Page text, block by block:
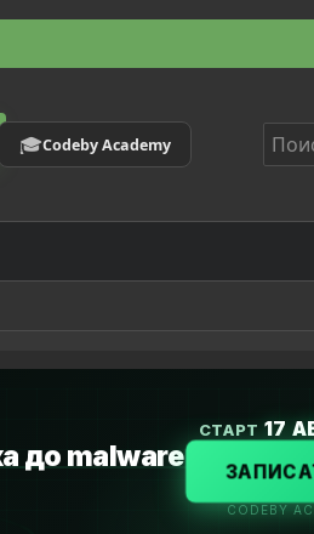
🎓Codeby Academy